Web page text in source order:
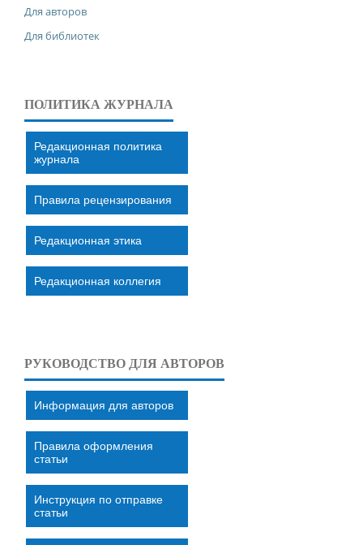
Для авторов
Для библиотек
ПОЛИТИКА ЖУРНАЛА
Редакционная политика
журнала
Правила рецензирования
Редакционная этика
Редакционная коллегия
РУКОВОДСТВО ДЛЯ АВТОРОВ
Информация для авторов
Правила оформления
статьи
Инструкция по отправке
статьи